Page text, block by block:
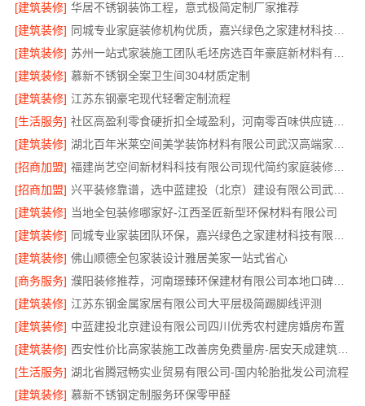
[建筑装修] 华居不锈钢装饰工程，意式极简定制厂家推荐
[建筑装修]
[建筑装修]
[建筑装修] 慕新不锈钢全案卫生间304材质定制
[建筑装修] 江苏东钢豪宅现代轻奢定制流程
[生活服务]
社区高盈利零食硬折扣全域盈利，河南零百味供应链有限公司
[建筑装修]
[招商加盟]
福建尚艺空间新材料科技有限公司现代简约家庭装修免费设计整体落地
[招商加盟]
兴平装修靠谱，选中蓝建投（北京）建设有限公司武功分公司
[建筑装修] 当地全包装修哪家好-江西圣匠新型环保材料有限公司
[建筑装修]
[建筑装修] 佛山顺德全包家装设计雅居美家一站式省心
[商务服务]
濮阳装修推荐，河南璟臻环保建材有限公司本地口碑之选
[建筑装修] 江苏东钢金属家居有限公司大平层极简踢脚线评测
[建筑装修] 中蓝建投北京建设有限公司四川优秀农村建房婚房布置
[建筑装修]
西安性价比高家装施工改善房免费量房-居安天成建筑工程有限责任公司
[生活服务] 湖北省腾冠畅实业贸易有限公司-国内轮胎批发公司流程
[建筑装修] 慕新不锈钢定制服务环保零甲醛